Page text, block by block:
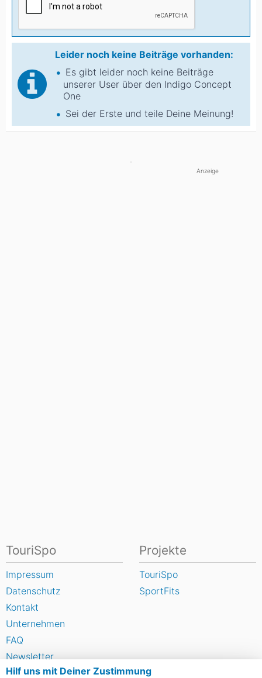
Leider noch keine Beiträge vorhanden:
Es gibt leider noch keine Beiträge
unserer User über den Indigo Concept
One
Sei der Erste und teile Deine Meinung!
Anzeige
Hilf uns mit Deiner Zustimmung
TouriSpo
Impressum
Datenschutz
Kontakt
Unternehmen
FAQ
Newsletter
Widget
Projekte
TouriSpo
SportFits